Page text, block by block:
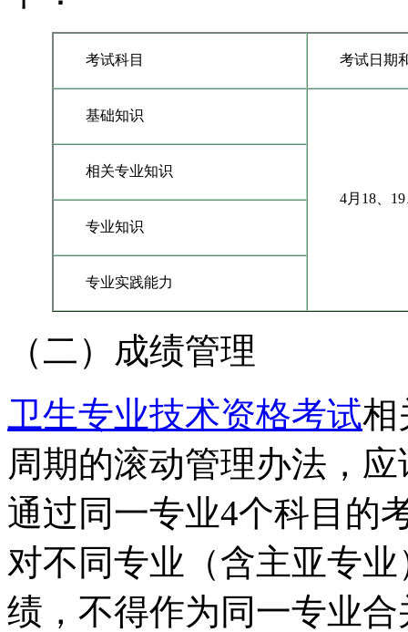
考试科目 考试日期
基础知识
4月18、
相关专业知识
专业知识
专业实践能力
（二）成绩管理
卫生专业技术资格考试相
周期的滚动管理办法，
通过同一专业4个科目的
对不同专业（含主亚专
绩，不得作为同一专业